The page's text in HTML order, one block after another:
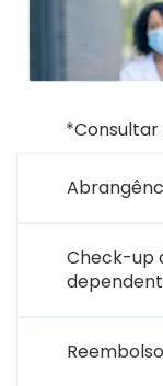
*Consultar
Check-up